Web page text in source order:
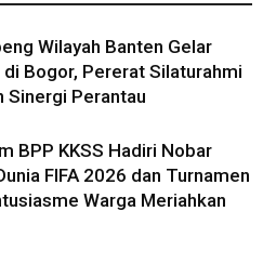
Wilayah Banten Gelar
Bogor, Pererat Silaturahmi
Sinergi Perantau
BPP KKSS Hadiri Nobar
FIFA 2026 dan Turnamen
Warga Meriahkan